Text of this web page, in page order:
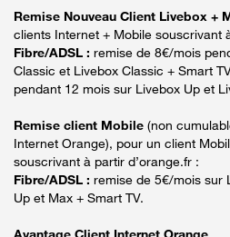
Remise Nouveau Client Livebox +
clients Internet + Mobile souscrivant
Fibre/ADSL : remise de 8€/mois
Classic et Livebox Classic + Smart
pendant 12 mois sur Livebox Up et
Remise client Mobile (non
Internet Orange), pour un client
souscrivant à partir d’orange.fr :
Fibre/ADSL : remise de 5€/mois sur
Up et Max + Smart TV.
Avantage Client Internet Orange